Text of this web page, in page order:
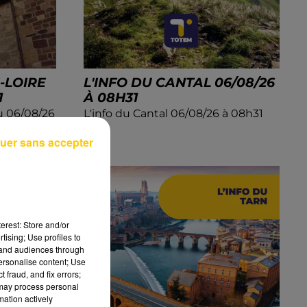
LOIRE
06/08/26
L'INFO DU CANTAL 06/08/26
À 08H31
L'info du Cantal 06/08/26 à 08h31
Store and/or
Use profiles to
audiences through
content; Use
fraud, and fix errors;
process personal
actively
sans accepter